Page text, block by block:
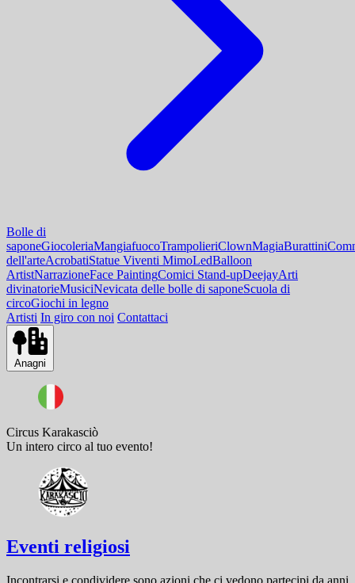
Bolle di
saponeGiocoleriaMangiafuocoTrampolieriClownMagiaBurattini
dell'arteAcrobatiStatue Viventi MimoLedBalloon
ArtistNarrazioneFace PaintingComici Stand-upDeejayArti
divinatorieMusiciNevicata delle bolle di saponeScuola di
circoGiochi in legno
Artisti In giro con noi Contattaci
Anagni
Circus Karakasciò
Un intero circo al tuo evento!
Eventi religiosi